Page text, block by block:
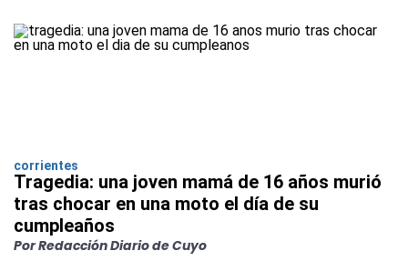
corrientes
Tragedia: una joven mamá de 16 años murió
tras chocar en una moto el día de su
cumpleaños
Por Redacción Diario de Cuyo